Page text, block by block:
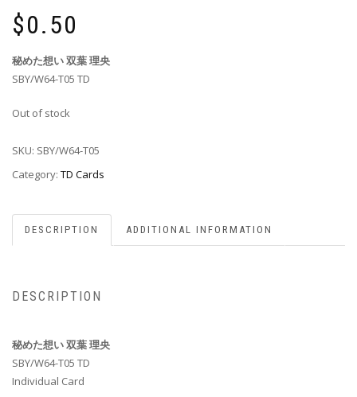
$0.50
秘めた想い 双葉 理央
SBY/W64-T05 TD
Out of stock
SKU: SBY/W64-T05
Category: TD Cards
DESCRIPTION ADDITIONAL INFORMATION
DESCRIPTION
秘めた想い 双葉 理央
SBY/W64-T05 TD
Individual Card